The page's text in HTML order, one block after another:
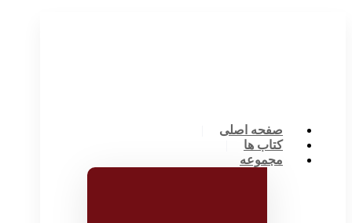
صفحه اصلی
کتاب ها
مجموعه